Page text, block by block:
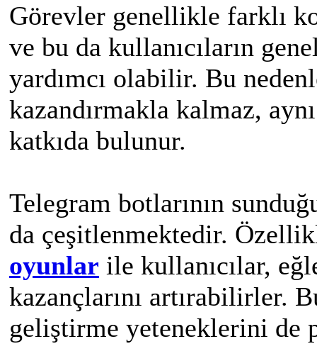
Görevler genellikle farklı
ve bu da kullanıcıların
yardımcı olabilir. Bu
kazandırmakla kalmaz,
katkıda bulunur.
Telegram botlarının
da çeşitlenmektedir.
oyunlar ile kullanıcılar,
kazançlarını artırabilirler.
geliştirme yeteneklerini de